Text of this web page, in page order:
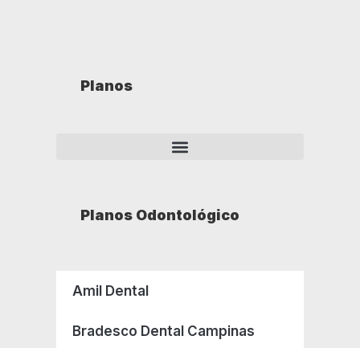
Planos
Planos Odontológico
Amil Dental
Bradesco Dental Campinas